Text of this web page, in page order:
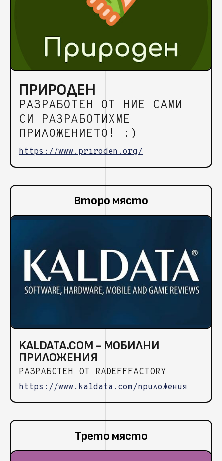
ПРИРОДЕН
РАЗРАБОТЕН ОТ НИЕ САМИ
СИ РАЗРАБОТИХМЕ
ПРИЛОЖЕНИЕТО! :)
https://www.priroden.org/
Второ място
KALDATA.COM - МОБИЛНИ
ПРИЛОЖЕНИЯ
РАЗРАБОТЕН ОТ RADEFFFACTORY
https://www.kaldata.com/приложения
Трето място